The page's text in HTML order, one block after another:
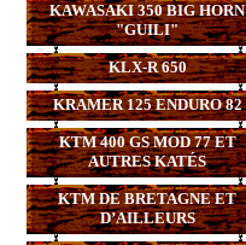
KAWASAKI 350 BIG HORN
"GUILI"
KLX-R 650
KRAMER 125 ENDURO 82
KTM 400 GS MOD 77 ET
AUTRES KATÉS
KTM DE BRETAGNE ET
D’AILLEURS